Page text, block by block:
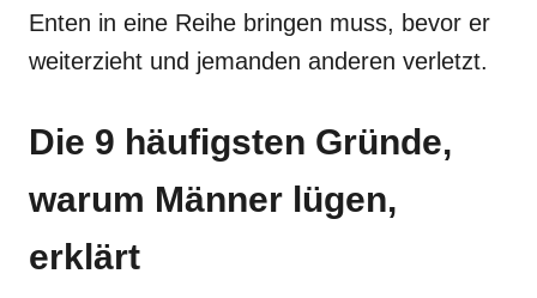
Enten in eine Reihe bringen muss, bevor er
weiterzieht und jemanden anderen verletzt.
Die 9 häufigsten Gründe,
warum Männer lügen,
erklärt